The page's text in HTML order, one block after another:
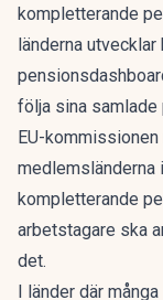
kompletterande
länderna
följa sina
EU-
kompletterande
arbetstagare ska
det.
I länder där